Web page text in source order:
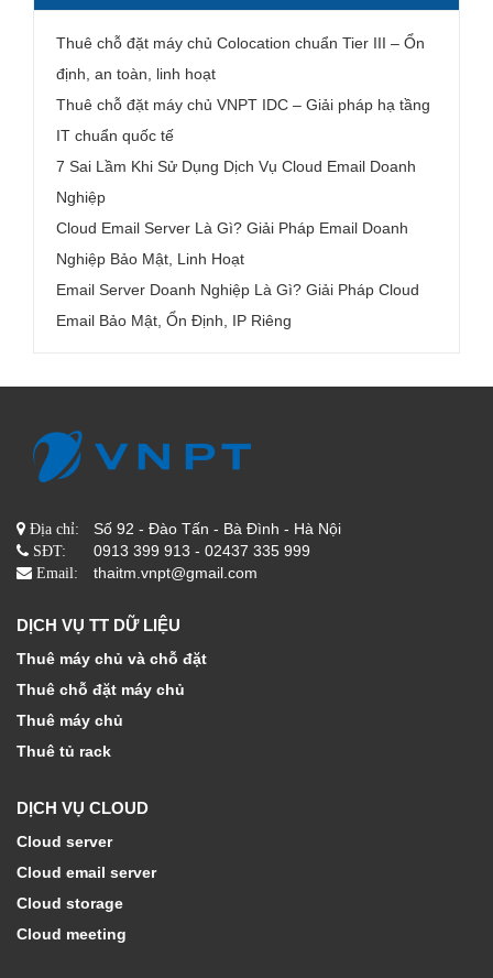
Thuê chỗ đặt máy chủ Colocation chuẩn Tier III – Ổn
định, an toàn, linh hoạt
Thuê chỗ đặt máy chủ VNPT IDC – Giải pháp hạ tầng
IT chuẩn quốc tế
7 Sai Lầm Khi Sử Dụng Dịch Vụ Cloud Email Doanh
Nghiệp
Cloud Email Server Là Gì? Giải Pháp Email Doanh
Nghiệp Bảo Mật, Linh Hoạt
Email Server Doanh Nghiệp Là Gì? Giải Pháp Cloud
Email Bảo Mật, Ổn Định, IP Riêng
Địa chỉ: Số 92 - Đào Tấn - Bà Đình - Hà Nội
SĐT: 0913 399 913 - 02437 335 999
Email: thaitm.vnpt@gmail.com
DỊCH VỤ TT DỮ LIỆU
Thuê máy chủ và chỗ đặt
Thuê chỗ đặt máy chủ
Thuê máy chủ
Thuê tủ rack
DỊCH VỤ CLOUD
Cloud server
Cloud email server
Cloud storage
Cloud meeting